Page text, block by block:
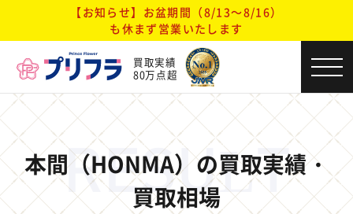
【お知らせ】お盆期間（8/13～8/16）
も休まず営業いたします
買取実績
80万点超
RESULT
本間（HONMA）の買取実績・
買取相場